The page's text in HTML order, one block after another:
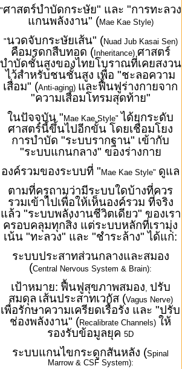
"ศาสตร์บำบัดกระษัย" และ "การทะลวง
แกนพลังงาน" (Mae Kae Style)
"นวดจับกระษัยเส้น" (Nuad Jub Kasai Sen)
คือมรดกสืบทอด ( Inheritance) ศาสตร์
บำบัดชั้นสูงของไทยโบราณที่เคยสงวน
ไว้สำหรับชนชั้นสูง เพื่อ "ชะลอความ
เสื่อม" (Anti-aging) และฟื้นฟูร่างกายจาก
"ความเสื่อมโทรมสุดท้าย"
ในปัจจุบัน " Mae Kae Style" ได้ยกระดับ
ศาสตร์นี้ขึ้นไปอีกขั้น โดยเชื่อมโยง
การบำบัด "ระบบรากฐาน" เข้ากับ
"ระบบแกนกลาง" ของร่างกาย
องค์รวมของระบบที่ " Mae Kae Style" ดูแล
ตามที่ครูถามว่ามีระบบใดบ้างที่ควร
รวมเข้าไปเพื่อให้เห็นองค์รวม ที่จริง
แล้ว "ระบบพลังงานชีวิตเดียว" ของเรา
ครอบคลุมทุกสิ่ง แต่ระบบหลักที่เรามุ่ง
เน้น "ทะลวง" และ "ชำระล้าง" ได้แก่:
ระบบประสาทส่วนกลางและสมอง
(Central Nervous System & Brain):
เป้าหมาย: ฟื้นฟูสุขภาพสมอง, ปรับ
สมดุล เส้นประสาทเวกัส (Vagus Nerve)
เพื่อรักษาความเครียดเรื้อรัง และ "ปรับ
ช่องพลังงาน" (Recalibrate Channels) ให้
รองรับข้อมูลยุค5D
ระบบแกนไขกระดูกสันหลัง (Spinal
Marrow & CSF System):